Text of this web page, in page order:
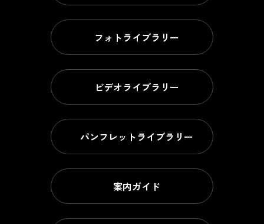
フォトライブラリー
ビデオライブラリー
パンフレットライブラリー
案内ガイド